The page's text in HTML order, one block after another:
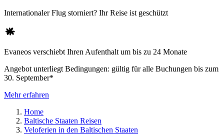
Internationaler Flug storniert? Ihr Reise ist geschützt
Evaneos verschiebt Ihren Aufenthalt um bis zu 24 Monate
Angebot unterliegt Bedingungen: gültig für alle Buchungen bis zum
30. September*
Mehr erfahren
Home
Baltische Staaten Reisen
Veloferien in den Baltischen Staaten